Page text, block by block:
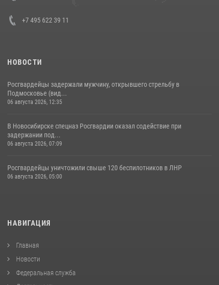
+7 495 622 39 11
НОВОСТИ
Росгвардейцы задержали мужчину, открывшего стрельбу в
Подмосковье (вид...
06 августа 2026, 12:35
В Новосибирске спецназ Росгвардии оказал содействие при
задержании под...
06 августа 2026, 07:09
Росгвардейцы уничтожили свыше 120 беспилотников в ЛНР
06 августа 2026, 05:00
НАВИГАЦИЯ
Главная
Новости
Федеральная служба